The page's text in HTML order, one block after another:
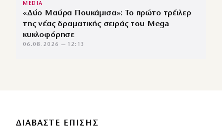
MEDIA
«Δύο Μαύρα Πουκάμισα»: Το πρώτο τρέιλερ
της νέας δραματικής σειράς του Mega
κυκλοφόρησε
06.08.2026 — 12:13
ΔΙΑΒΑΣΤΕ ΕΠΙΣΗΣ